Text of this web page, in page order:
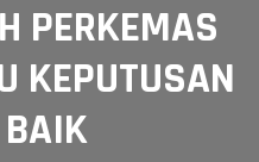
PERKEMAS
KEPUTUSAN